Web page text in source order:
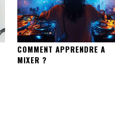
COMMENT APPRENDRE A
MIXER ?